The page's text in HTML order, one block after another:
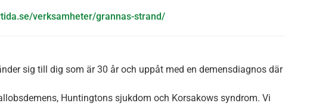
verksamheter/grannas-strand/
sig till dig som är 30 år och uppåt med en demensdiagnos där
Huntingtons sjukdom och Korsakows syndrom. Vi